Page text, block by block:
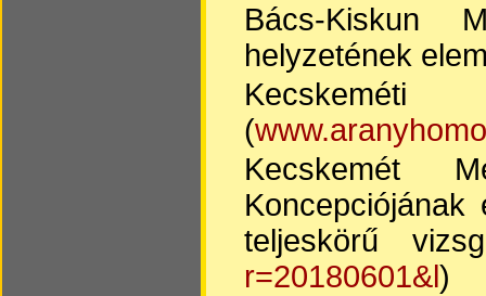
Bács-Kiskun
helyzetének
Kecskeméti
(
Kecskemét
Koncepciójának
teljeskörű
r=20180601&l)